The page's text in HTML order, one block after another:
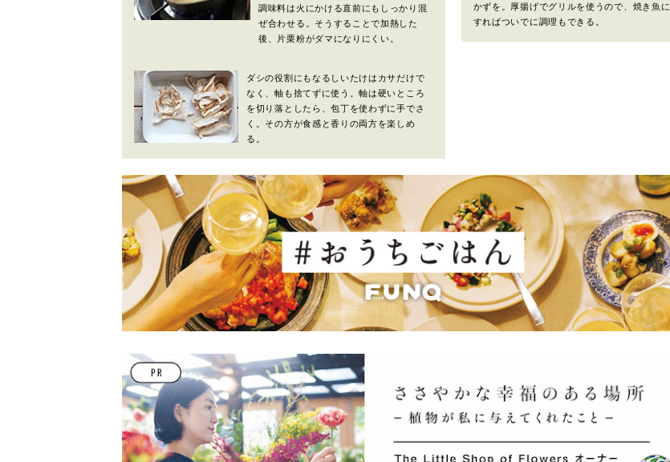
調味料は火にかける直前にもしっかり混
ぜ合わせる。そうすることで加熱した
後、片栗粉がダマになりにくい。
ダシの役割にもなるしいたけはカサだけで
なく、軸も捨てずに使う。軸は硬いところ
を切り落としたら、包丁を使わずに手でさ
く。その方が食感と香りの両方を楽しめ
る。
かずを。厚揚げでグリルを使うので、焼き魚に
すればついでに調理もできる。